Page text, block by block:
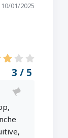
01/2025
3 / 5